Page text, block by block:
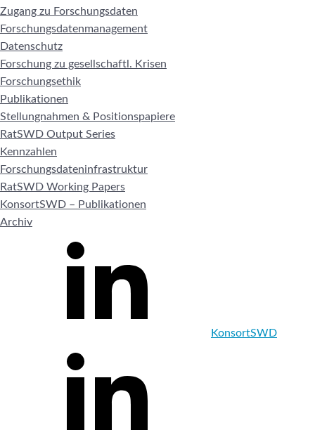
Zugang zu Forschungsdaten
Forschungsdatenmanagement
Datenschutz
Forschung zu gesellschaftl. Krisen
Forschungsethik
Publikationen
Stellungnahmen & Positionspapiere
RatSWD Output Series
Kennzahlen
Forschungsdateninfrastruktur
RatSWD Working Papers
KonsortSWD – Publikationen
Archiv
KonsortSWD